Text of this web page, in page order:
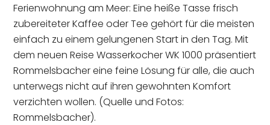
Ferienwohnung am Meer: Eine heiße Tasse frisch
zubereiteter Kaffee oder Tee gehört für die meisten
einfach zu einem gelungenen Start in den Tag. Mit
dem neuen Reise Wasserkocher WK 1000 präsentiert
Rommelsbacher eine feine Lösung für alle, die auch
unterwegs nicht auf ihren gewohnten Komfort
verzichten wollen. (Quelle und Fotos:
Rommelsbacher).